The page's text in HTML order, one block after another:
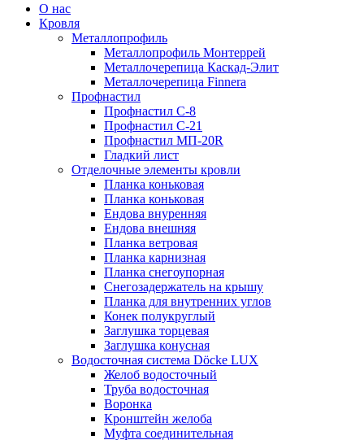
О нас
Кровля
Металлопрофиль
Металлопрофиль Монтеррей
Металлочерепица Каскад-Элит
Металлочерепица Finnera
Профнастил
Профнастил С-8
Профнастил С-21
Профнастил МП-20R
Гладкий лист
Отделочные элементы кровли
Планка коньковая
Планка коньковая
Ендова внуренняя
Ендова внешняя
Планка ветровая
Планка карнизная
Планка снегоупорная
Снегозадержатель на крышу
Планка для внутренних углов
Конек полукруглый
Заглушка торцевая
Заглушка конусная
Водосточная система Döcke LUX
Желоб водосточный
Труба водосточная
Воронка
Кронштейн желоба
Муфта соединительная